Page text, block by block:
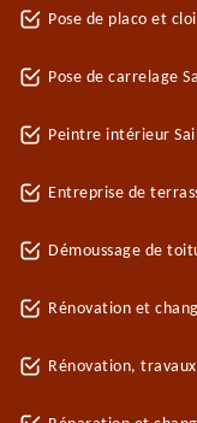
Pose de placo et
Pose de carrelage
Peintre intérieur
Entreprise de
Démoussage de
Rénovation et
Rénovation,